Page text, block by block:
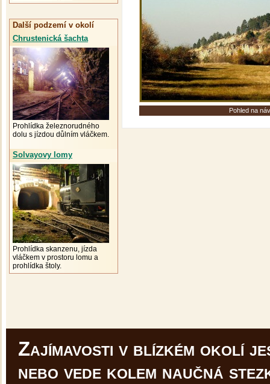
Pohled na
Další podzemí v okolí
Chrustenická šachta
Prohlídka železnorudného
dolu s jízdou důlním vláčkem.
Solvayovy lomy
Prohlídka skanzenu, jízda
vláčkem v prostoru lomu a
prohlídka štoly.
Zajímavosti v blízkém okolí
nebo vede kolem naučná